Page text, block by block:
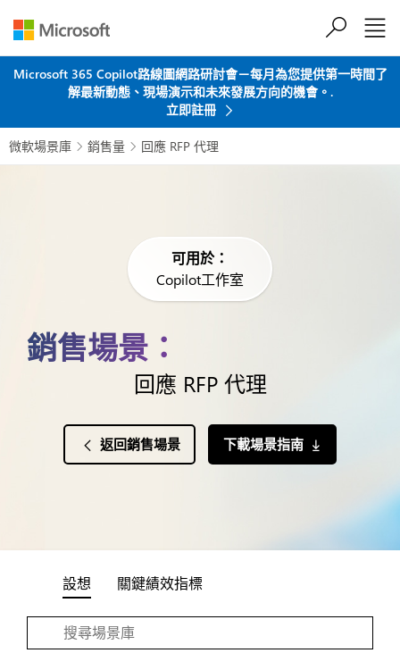
Microsoft 365 Copilot路線圖網路研討會－每月為您提供第一時間了
解最新動態、現場演示和未來發展方向的機會。.
立即註冊
微軟場景庫  銷售量  回應 RFP 代理
可用於：
Copilot工作室
銷售場景：
回應 RFP 代理
返回銷售場景 下載場景指南
設想 關鍵績效指標